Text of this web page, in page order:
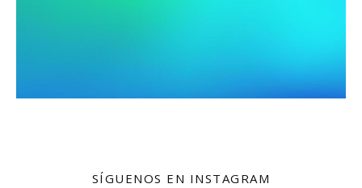
SÍGUENOS EN INSTAGRAM